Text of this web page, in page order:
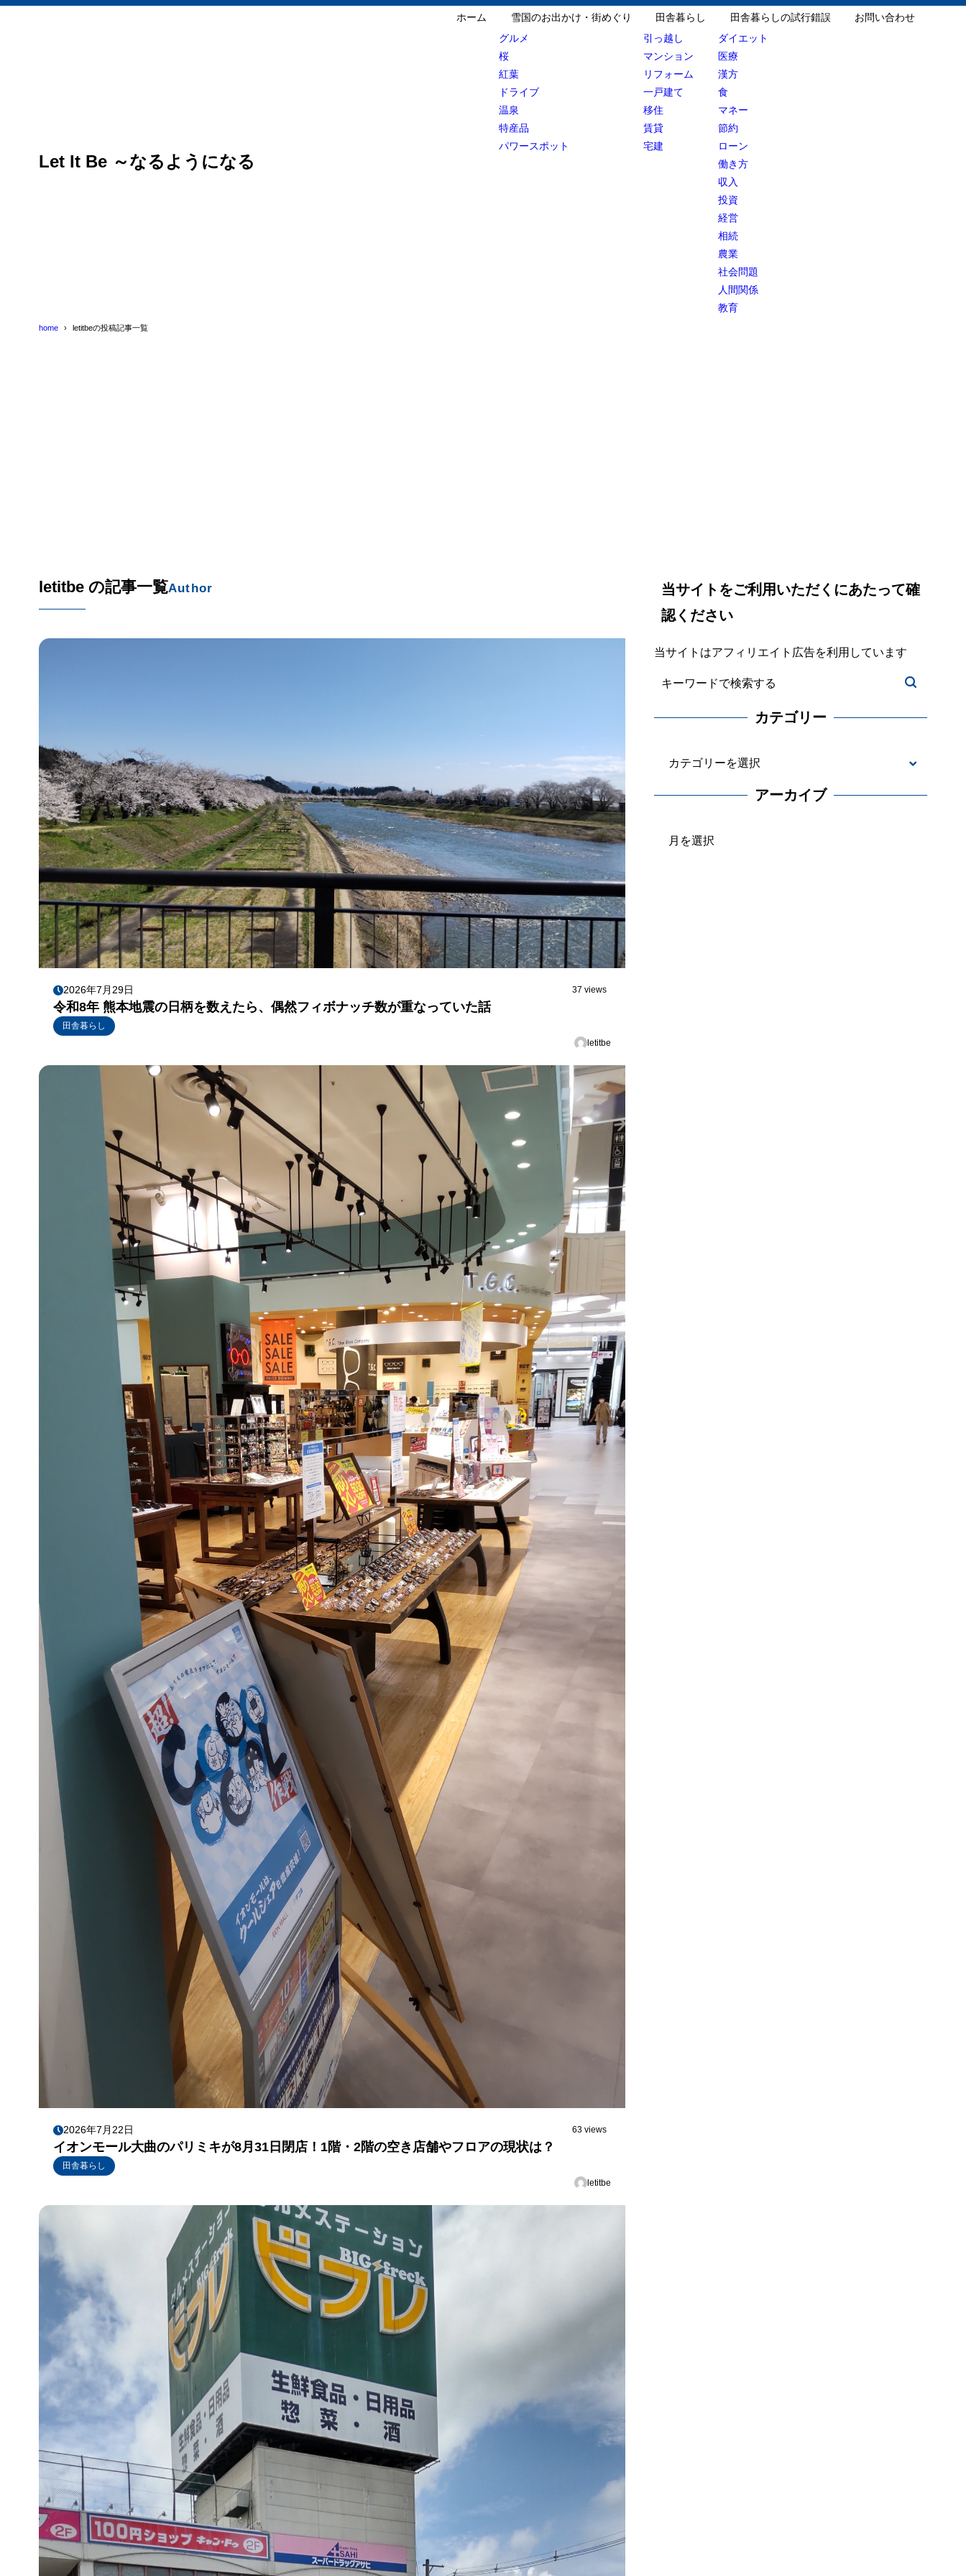
Let It Be ～なるようになる
ホーム
雪国のお出かけ・街めぐり
グルメ
桜
紅葉
ドライブ
温泉
特産品
パワースポット
田舎暮らし
引っ越し
マンション
リフォーム
一戸建て
移住
賃貸
宅建
田舎暮らしの試行錯誤
ダイエット
医療
漢方
食
マネー
節約
ローン
働き方
収入
投資
経営
相続
農業
社会問題
人間関係
教育
お問い合わせ
home letitbeの投稿記事一覧
letitbe の記事一覧Author
2026年7月29日 37 views
令和8年 熊本地震の日柄を数えたら、偶然フィボナッチ数が重なっていた話
田舎暮らし
letitbe
2026年7月22日 63 views
イオンモール大曲のパリミキが8月31日閉店！1階・2階の空き店舗やフロアの現状は？
田舎暮らし
letitbe
当サイトをご利用いただくにあたって確
認ください
当サイトはアフィリエイト広告を利用しています
カテゴリー
テ
アーカイブ